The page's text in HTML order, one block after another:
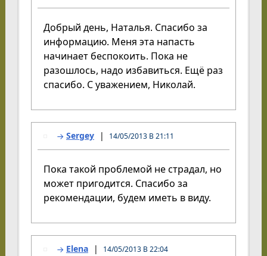
Добрый день, Наталья. Спасибо за
информацию. Меня эта напасть
начинает беспокоить. Пока не
разошлось, надо избавиться. Ещё раз
спасибо. С уважением, Николай.
Sergey 14/05/2013 В 21:11
Пока такой проблемой не страдал, но
может пригодится. Спасибо за
рекомендации, будем иметь в виду.
Elena 14/05/2013 В 22:04